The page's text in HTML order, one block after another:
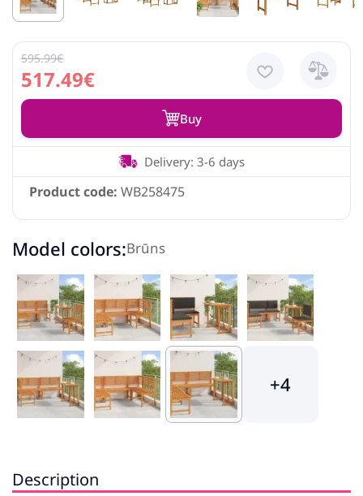
517.49€
595.99€
Buy
Product code: WB258475
Delivery: 3-6 days
Model colors:Brūns
+4
Description